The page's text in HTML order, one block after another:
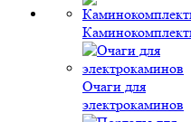
Очаги для
электрокаминов